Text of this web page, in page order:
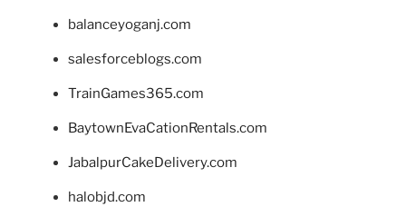
balanceyoganj.com
salesforceblogs.com
TrainGames365.com
BaytownEvaCationRentals.com
JabalpurCakeDelivery.com
halobjd.com